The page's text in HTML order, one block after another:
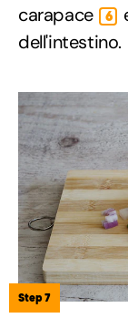
carapace
6
dell'intestino.
Step 7